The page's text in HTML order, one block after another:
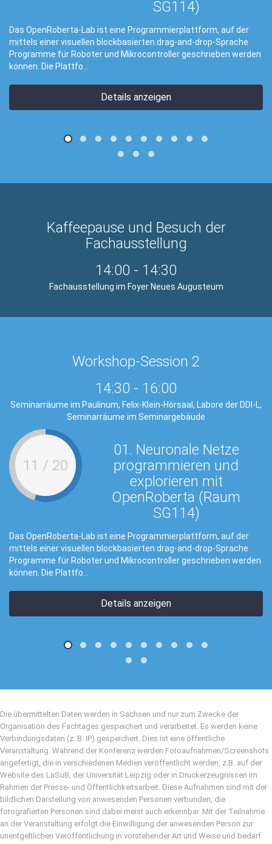
SG114)
Lab ist eine Programmierplattform, auf der
einer visuellen blockbasierten drag-and-drop-Sprache
für Roboter und Mikrocontroller geschrieben werden
Die Plattfo...
Details anzeigen
die
Kaffeepause und Besuch der
Fachausstellung
14:00 - 14:30
Fachausstellung im Foyer Neues Augusteum
Workshop-Session 2
14:30 - 16:00
Seminarräume im Paulinum, Felix-Klein-Hörsaal, Labore der DDI-L,
Seminarräume im Seminargebäude
/ 20
01. Neuronale Netze
programmieren und
explorieren mit
OpenRoberta (Raum
SG114)
Lab ist eine Programmierplattform, auf der
einer visuellen blockbasierten drag-and-drop-Sprache
für Roboter und Mikrocontroller geschrieben werden
Die Plattfo...
Details anzeigen
die
Die übermittelten Daten werden in Sachsen und nur zum Zwecke der
Organisation des Fachtages gespeichert und verarbeitet. Es werden keine
Verbindungsdaten (z. B. IP) gespeichert. Dies ist eine öffentliche
Veranstaltung. Während der Konferenz werden Fotoaufnahmen/Screenshots
angefertigt, die in verschiedenen Medien veröffentlicht werden, z.B. auf der
Website des LaSuB, der Universität Leipzig oder in Druckerzeugnissen im
Rahmen der Presse- und Öffentlichkeitsarbeit. Diese Aufnahmen sind mit der
bildlichen Darstellung von anwesenden Personen verbunden, die
fotografierten Personen sind dabei meist auch erkennbar. Mit der Teilnahme
an der Veranstaltung erfolgt die Einwilligung der anwesenden Person zur
unentgeltlichen Veröffentlichung in vorstehender Art und Weise und bedarf